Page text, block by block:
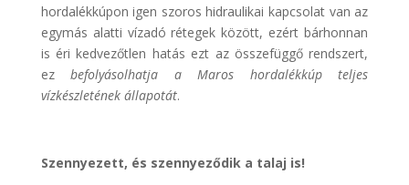
hordalékkúpon igen szoros hidraulikai kapcsolat van az
egymás alatti vízadó rétegek között, ezért bárhonnan
is éri kedvezőtlen hatás ezt az összefüggő rendszert,
ezbefolyásolhatja a Maros hordalékkúp teljes
vízkészletének állapotát.
Szennyezett, és szennyeződik a talaj is!